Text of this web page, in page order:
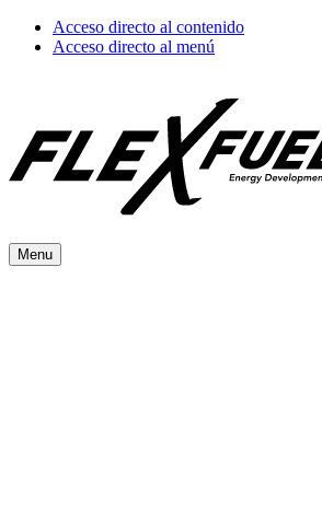
Acceso directo al contenido
Acceso directo al menú
Menu